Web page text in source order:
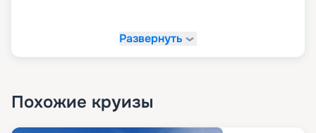
Развернуть
Похожие круизы